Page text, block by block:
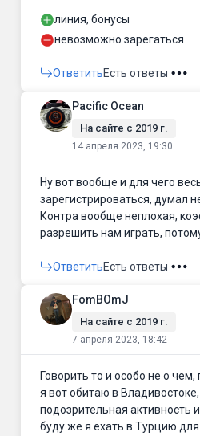
линия, бонусы
невозможно зарегаться
ОтветитьЕсть ответы
Pacific Ocean
На сайте c 2019 г.
14 апреля 2023, 19:30
Ну вот вообще и для чего
зарегистрироваться, думал
Контра вообще неплохая,
разрешить нам играть,
ОтветитьЕсть ответы
FomBOmJ
На сайте c 2019 г.
7 апреля 2023, 18:42
Говорить то и особо не о
я вот обитаю в
подозрительная активность
буду же я ехать в Турцию